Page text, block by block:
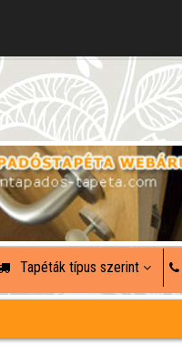
Tapéták típus szerint